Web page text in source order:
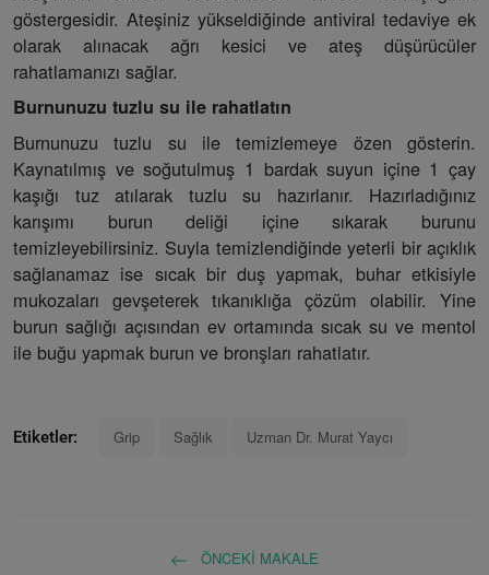
göstergesidir. Ateşiniz yükseldiğinde antiviral tedaviye ek
olarak alınacak ağrı kesici ve ateş düşürücüler
rahatlamanızı sağlar.
Burnunuzu tuzlu su ile rahatlatın
Burnunuzu tuzlu su ile temizlemeye özen gösterin.
Kaynatılmış ve soğutulmuş 1 bardak suyun içine 1 çay
kaşığı tuz atılarak tuzlu su hazırlanır. Hazırladığınız
karışımı burun deliği içine sıkarak burunu
temizleyebilirsiniz. Suyla temizlendiğinde yeterli bir açıklık
sağlanamaz ise sıcak bir duş yapmak, buhar etkisiyle
mukozaları gevşeterek tıkanıklığa çözüm olabilir. Yine
burun sağlığı açısından ev ortamında sıcak su ve mentol
ile buğu yapmak burun ve bronşları rahatlatır.
Etiketler: Grip Sağlık Uzman Dr. Murat Yaycı
ÖNCEKI MAKALE